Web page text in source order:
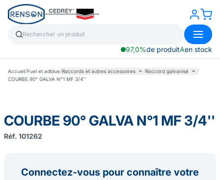
97,0%de produitAen stock
Accueil/Fuel et adblue/Raccords et autres accessoires /Raccord galvanisé /
COURBE 90° GALVA N°1 MF 3/4''
COURBE 90° GALVA N°1 MF 3/4''
Réf. 101262
Connectez-vous pour connaître votre